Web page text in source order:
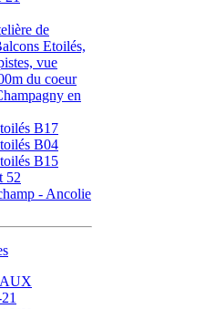
de
Etoilés,
vue
du coeur
en
B17
B04
B15
52
- Ancolie